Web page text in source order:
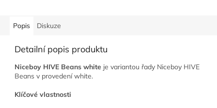
Popis Diskuze
Detailní popis produktu
Niceboy HIVE Beans white je variantou řady Niceboy HIVE
Beans v provedení white.
Klíčové vlastnosti